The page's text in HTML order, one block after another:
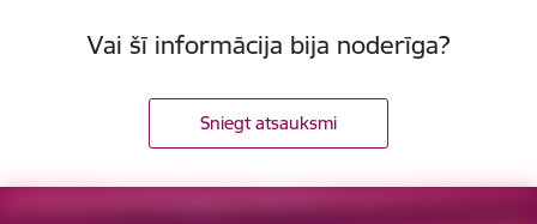
Vai šī informācija bija noderīga?
Sniegt atsauksmi